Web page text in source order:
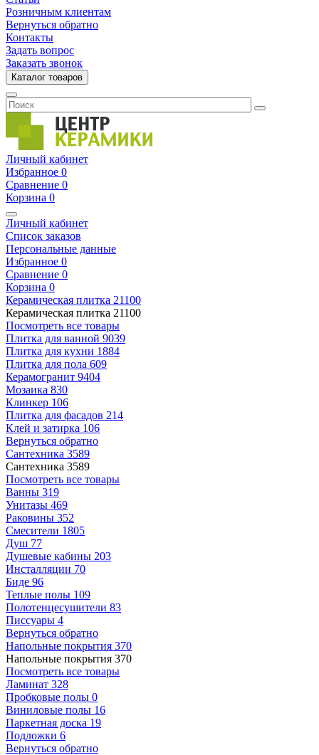
Розничным клиентам
Вернуться обратно
Контакты
Задать вопрос
Заказать звонок
Каталог товаров
Личный кабинет
Избранное 0
Сравнение 0
Корзина 0
Личный кабинет
Список заказов
Персональные данные
Избранное 0
Сравнение 0
Корзина 0
Керамическая плитка 21100
Керамическая плитка 21100
Посмотреть все товары
Плитка для ванной 9039
Плитка для кухни 1884
Плитка для пола 609
Керамогранит 9404
Мозаика 830
Клинкер 106
Плитка для фасадов 214
Клей и затирка 106
Вернуться обратно
Сантехника 3589
Сантехника 3589
Посмотреть все товары
Ванны 319
Унитазы 469
Раковины 352
Смесители 1805
Душ 77
Душевые кабины 203
Инсталляции 70
Биде 96
Теплые полы 109
Полотенцесушители 83
Писсуары 4
Вернуться обратно
Напольные покрытия 370
Напольные покрытия 370
Посмотреть все товары
Ламинат 328
Пробковые полы 0
Виниловые полы 16
Паркетная доска 19
Подложки 6
Вернуться обратно